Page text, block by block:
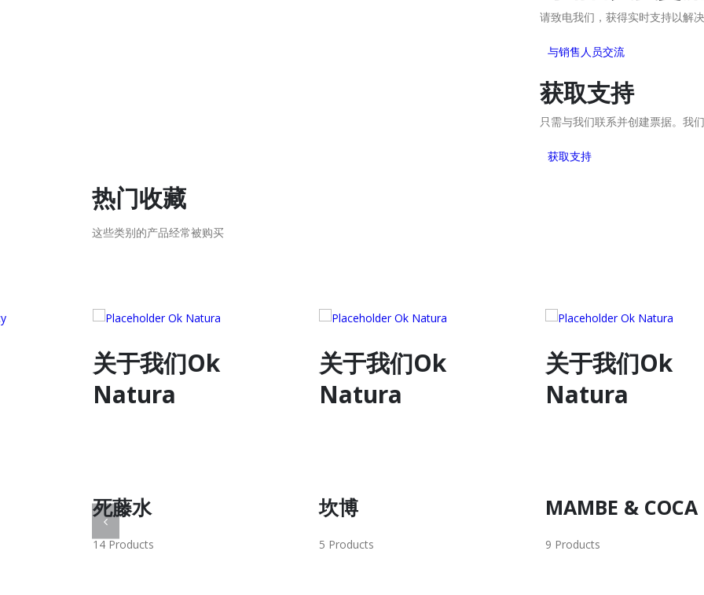
请致电我们，获得实时支持以解决
与销售人员交流
获取支持
只需与我们联系并创建票据。我
获取支持
热门收藏
这些类别的产品经常被购买
关于我们Ok
Natura
坎博
5 Products
关于我们Ok
Natura
MAMBE & COCA
9 Products
关于我们Ok
Natura
马帕乔
15 Products